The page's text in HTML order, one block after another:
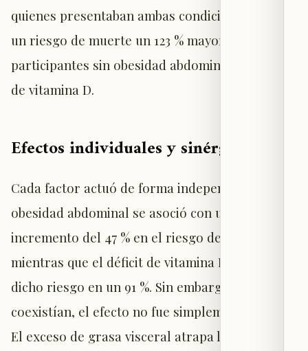
quienes presentaban ambas condiciones tenían
un riesgo de muerte un 123 % mayor que los
participantes sin obesidad abdominal ni déficit
de vitamina D.
Efectos individuales y sinérgicos
Cada factor actuó de forma independiente: la
obesidad abdominal se asoció con un
incremento del 47 % en el riesgo de muerte,
mientras que el déficit de vitamina D elevó
dicho riesgo en un 91 %. Sin embargo, cuando
coexistían, el efecto no fue simplemente aditivo.
El exceso de grasa visceral atrapa la vitamina D